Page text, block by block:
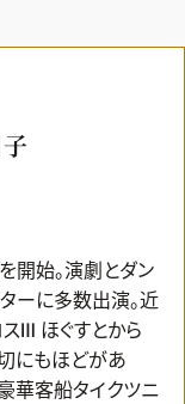
開始。演劇とダン
ーに多数出演。近
Ⅲ ほぐすとから
切にもほどがあ
豪華客船タイクツニ